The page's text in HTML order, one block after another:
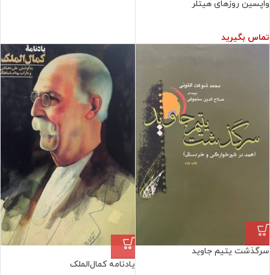
واپسین روزهای هیتلر
تماس بگیرید
سرگذشت یتیم جاوید فروش ویژه
یادنامه کمال‌الملک